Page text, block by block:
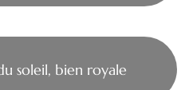
soleil, bien royale